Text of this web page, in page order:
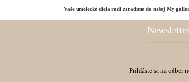
Vaše umelecké diela radi zaradíme do našej My
Prihláste sa na odber